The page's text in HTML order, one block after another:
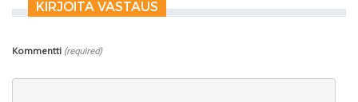
KIRJOITA VASTAUS
Kommentti (required)